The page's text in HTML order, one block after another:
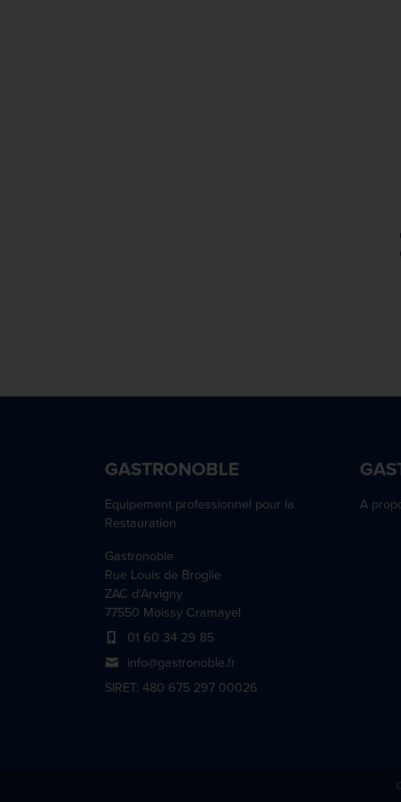
GASTRONOBLE
Equipement professionnel pour la
Restauration
Gastronoble
Rue Louis de Broglie
ZAC d'Arvigny
77550 Moissy Cramayel
01 60 34 29 85
info@gastronoble.fr
SIRET: 480 675 297 00026
A